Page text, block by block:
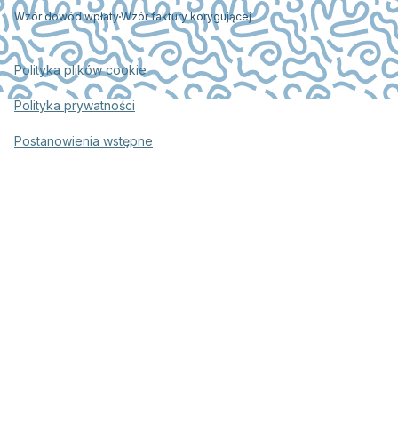
Wzór dowód wpłatyWzór faktury korygującej
Polityka plików cookie
Polityka prywatności
Postanowienia wstępne